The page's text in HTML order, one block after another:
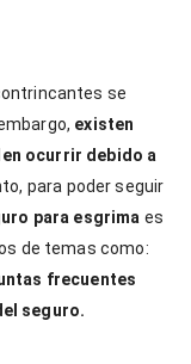
se
existen
ocurrir debido a
para poder seguir
para esgrima es
de temas como:
frecuentes
seguro.